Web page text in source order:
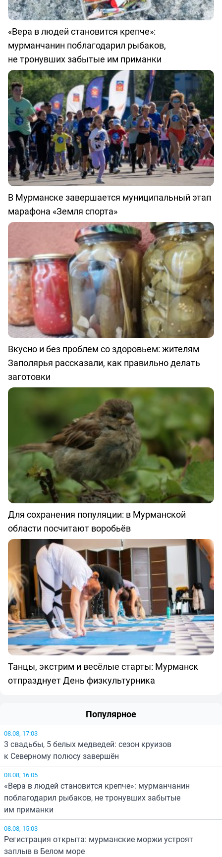
«Вера в людей становится крепче»:
мурманчанин поблагодарил рыбаков,
не тронувших забытые им приманки
В Мурманске завершается муниципальный этап
марафона «Земля спорта»
Вкусно и без проблем со здоровьем: жителям
Заполярья рассказали, как правильно делать
заготовки
Для сохранения популяции: в Мурманской
области посчитают воробьёв
Танцы, экстрим и весёлые старты: Мурманск
отпразднует День физкультурника
Популярное
08.08, 17:03
3 свадьбы, 5 белых медведей: сезон круизов
к Северному полюсу завершён
08.08, 16:05
«Вера в людей становится крепче»: мурманчанин
поблагодарил рыбаков, не тронувших забытые
им приманки
08.08, 15:03
Регистрация открыта: мурманские моржи устроят
заплыв в Белом море